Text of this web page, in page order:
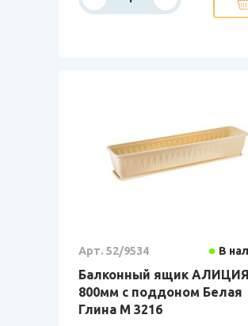
Арт. 52/9534 В
Балконный ящик АЛИЦИЯ
800мм с поддоном Белая
Глина М 3216